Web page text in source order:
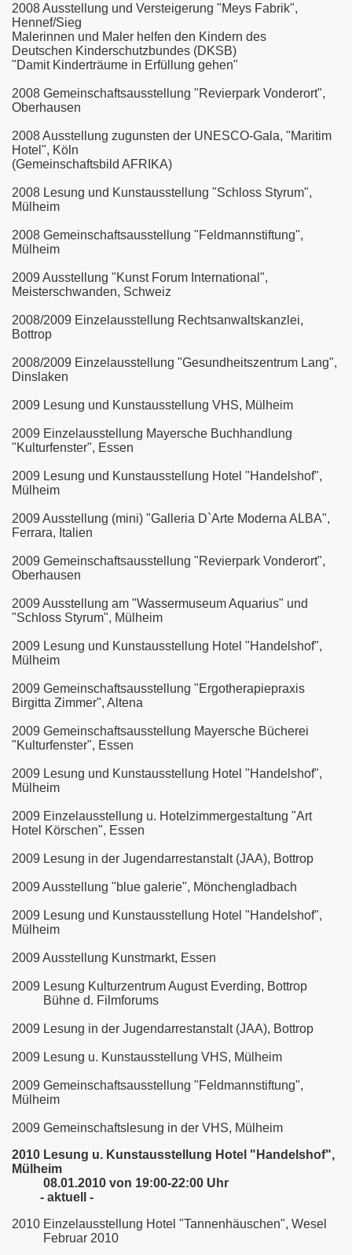
2008 Ausstellung und Versteigerung "Meys Fabrik",
Hennef/Sieg
Malerinnen und Maler helfen den Kindern des
Deutschen Kinderschutzbundes (DKSB)
"Damit Kinderträume in Erfüllung gehen"
2008 Gemeinschaftsausstellung "Revierpark Vonderort",
Oberhausen
2008 Ausstellung zugunsten der UNESCO-Gala, "Maritim
Hotel", Köln
(Gemeinschaftsbild AFRIKA)
2008 Lesung und Kunstausstellung "Schloss Styrum",
Mülheim
2008 Gemeinschaftsausstellung "Feldmannstiftung",
Mülheim
2009 Ausstellung "Kunst Forum International",
Meisterschwanden, Schweiz
2008/2009 Einzelausstellung Rechtsanwaltskanzlei,
Bottrop
2008/2009 Einzelausstellung "Gesundheitszentrum Lang",
Dinslaken
2009 Lesung und Kunstausstellung VHS, Mülheim
2009 Einzelausstellung Mayersche Buchhandlung
"Kulturfenster", Essen
2009 Lesung und Kunstausstellung Hotel "Handelshof",
Mülheim
2009 Ausstellung (mini) "Galleria D`Arte Moderna ALBA",
Ferrara, Italien
2009 Gemeinschaftsausstellung "Revierpark Vonderort",
Oberhausen
2009 Ausstellung am "Wassermuseum Aquarius" und
"Schloss Styrum", Mülheim
2009 Lesung und Kunstausstellung Hotel "Handelshof",
Mülheim
2009 Gemeinschaftsausstellung "Ergotherapiepraxis
Birgitta Zimmer", Altena
2009 Gemeinschaftsausstellung Mayersche Bücherei
"Kulturfenster", Essen
2009 Lesung und Kunstausstellung Hotel "Handelshof",
Mülheim
2009 Einzelausstellung u. Hotelzimmergestaltung "Art
Hotel Körschen", Essen
2009 Lesung in der Jugendarrestanstalt (JAA), Bottrop
2009 Ausstellung "blue galerie", Mönchengladbach
2009 Lesung und Kunstausstellung Hotel "Handelshof",
Mülheim
2009 Ausstellung Kunstmarkt, Essen
2009 Lesung Kulturzentrum August Everding, Bottrop
Bühne d. Filmforums
2009 Lesung in der Jugendarrestanstalt (JAA), Bottrop
2009 Lesung u. Kunstausstellung VHS, Mülheim
2009 Gemeinschaftsausstellung "Feldmannstiftung",
Mülheim
2009 Gemeinschaftslesung in der VHS, Mülheim
2010 Lesung u. Kunstausstellung Hotel "Handelshof",
Mülheim
08.01.2010 von 19:00-22:00 Uhr
- aktuell -
2010 Einzelausstellung Hotel "Tannenhäuschen", Wesel
Februar 2010